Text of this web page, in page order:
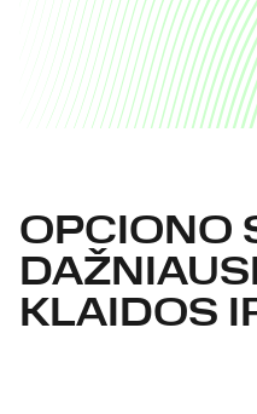
OPCIONO
KLAIDOS